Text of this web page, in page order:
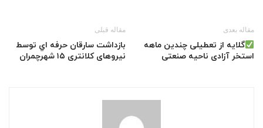
مقاله قبلی
بازداشت سارقان حرفه اي توسط
نیروهای کلانتری ۱۵ شهرچمران
مقاله بعدی
گلایه از تعطیلی چندین ماهه
استخر آزادی ناحیه صنعتی